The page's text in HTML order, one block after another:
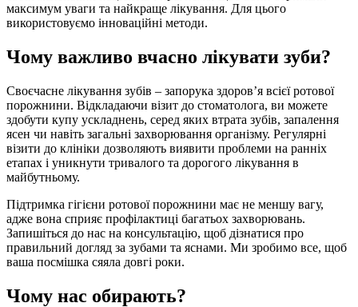
максимум уваги та найкраще лікування. Для цього
використовуємо інноваційні методи.
Чому важливо вчасно лікувати зуби?
Своєчасне лікування зубів – запорука здоров’я всієї ротової
порожнини. Відкладаючи візит до стоматолога, ви можете
здобути купу ускладнень, серед яких втрата зубів, запалення
ясен чи навіть загальні захворювання організму. Регулярні
візити до клініки дозволяють виявити проблеми на ранніх
етапах і уникнути тривалого та дорогого лікування в
майбутньому.
Підтримка гігієни ротової порожнини має не меншу вагу,
адже вона сприяє профілактиці багатьох захворювань.
Запишіться до нас на консультацію, щоб дізнатися про
правильний догляд за зубами та яснами. Ми зробимо все, щоб
ваша посмішка сяяла довгі роки.
Чому нас обирають?